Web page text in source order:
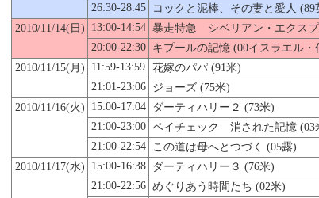
26:30-28:45
コックと泥棒、その妻と愛人 (89
2010/11/14(日)
13:00-14:54 暴走特急 シベリアン・エクス
20:00-22:30
キプールの記憶 (00イスラエル・
2010/11/15(月) 11:59-13:59 花嫁のパパ (91米)
21:01-23:06
ジョーズ (75米)
2010/11/16(火)
15:00-17:04 ダーティハリー２ (73米)
21:00-23:00 ペイチェック 消された記憶 (03
21:00-22:54
この道は母へとつづく (05露)
2010/11/17(水)
15:00-16:38 ダーティハリー３ (76米)
21:00-22:56 めぐりあう時間たち (02米)